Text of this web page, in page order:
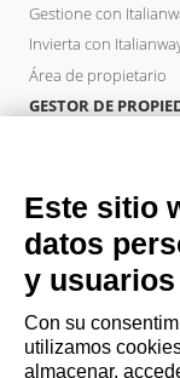
Gestione con
Invierta con
Área de propietario
GESTOR DE
HUÉSPEDES
Reserve una estancia
Estancias largas
Experiencias para los
Descuentos para
Convenios para
Este sitio
datos
y usuarios
Con su
utilizamos
almacenar,